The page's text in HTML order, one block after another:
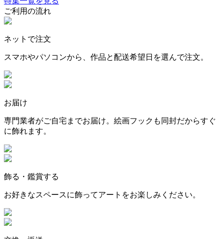
ご利用の流れ
ネットで注文
スマホやパソコンから、作品と配送希望日を選んで注文。
お届け
専門業者がご自宅までお届け。絵画フックも同封だからすぐ
に飾れます。
飾る・鑑賞する
お好きなスペースに飾ってアートをお楽しみください。